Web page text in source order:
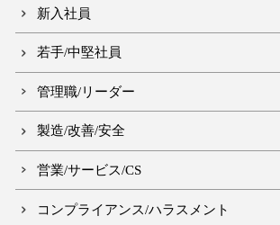
新入社員
若手/中堅社員
管理職/リーダー
製造/改善/安全
営業/サービス/CS
コンプライアンス/ハラスメント